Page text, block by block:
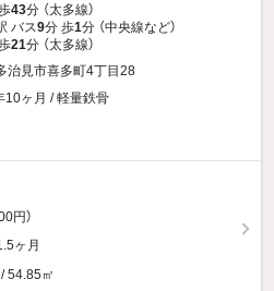
43分 （太多線）
バス9分 歩1分 （中央線など）
21分 （太多線）
治見市喜多町4丁目28
10ヶ月 / 軽量鉄骨
円）
ヶ月
54.85㎡